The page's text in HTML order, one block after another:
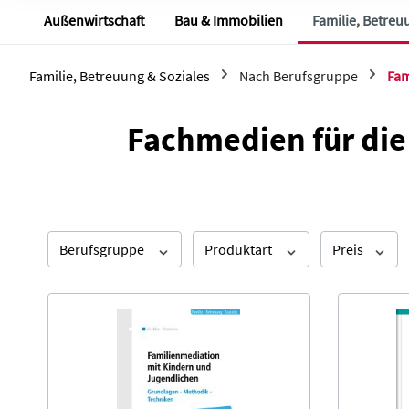
Sofern Sie der
indem Sie unsere
Außenwirtschaft Bau & Immobilien Familie,
Familie, Betreuung & Soziales Nach Berufsgruppe
Fachmedien für
Berufsgruppe Produktart Preis